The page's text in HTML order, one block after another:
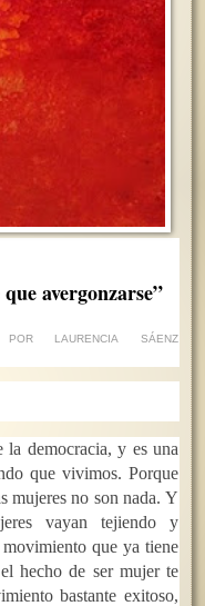
avergonzarse”
LAURENCIA SÁENZ
democracia, y es una
que vivimos. Porque
mujeres no son nada. Y
vayan tejiendo y
que ya tiene
hecho de ser mujer te
bastante exitoso,